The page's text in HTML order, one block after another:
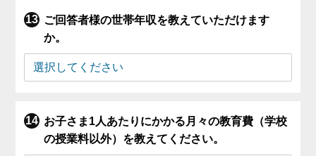
ご回答者様の世帯年収を教えていただけます
か。
お子さま1人あたりにかかる月々の教育費（学校
の授業料以外）を教えてください。